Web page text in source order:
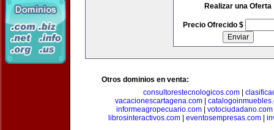
Realizar una Oferta
Precio Ofrecido $
Otros dominios en venta:
consultorestecnologicos.com
vacacionescartagena.com
informeagropecuario.com| votociudadano.com
librosinteractivos.com| eventosempresas.com|